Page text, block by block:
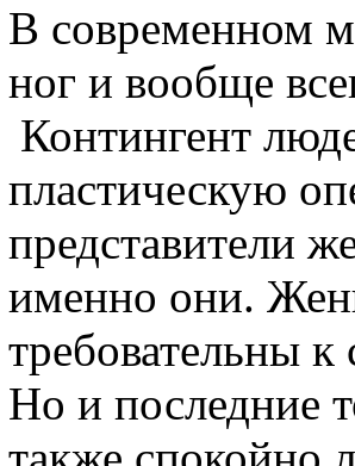
В современном
ног и вообще
Контингент
пластическую
представители
именно они.
требовательны
Но и последние